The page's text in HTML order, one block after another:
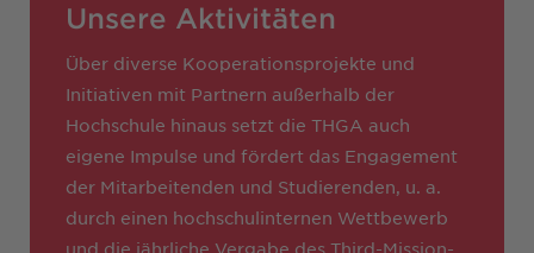
Unsere Aktivitäten
Über diverse Kooperationsprojekte und
Initiativen mit Partnern außerhalb der
Hochschule hinaus setzt die THGA auch
eigene Impulse und fördert das Engagement
der Mitarbeitenden und Studierenden, u. a.
durch einen hochschulinternen Wettbewerb
und die jährliche Vergabe des Third-Mission-